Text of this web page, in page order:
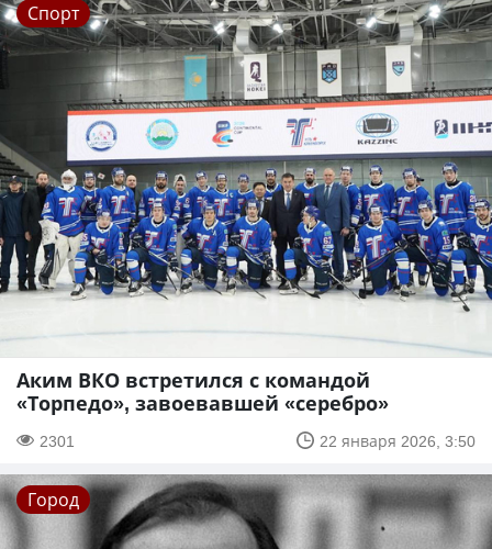
Спорт
Аким ВКО встретился с командой
«Торпедо», завоевавшей «серебро»
2301 22 января 2026, 3:50
Город